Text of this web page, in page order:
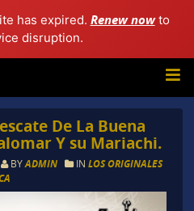
has expired. Renew nowto
disruption.
De La Buena
Y su Mariachi.
BYADMIN IN LOS ORIGINALES